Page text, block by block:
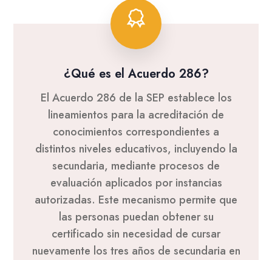
¿Qué es el Acuerdo 286?
El Acuerdo 286 de la SEP establece los
lineamientos para la acreditación de
conocimientos correspondientes a
distintos niveles educativos, incluyendo la
secundaria, mediante procesos de
evaluación aplicados por instancias
autorizadas. Este mecanismo permite que
las personas puedan obtener su
certificado sin necesidad de cursar
nuevamente los tres años de secundaria en